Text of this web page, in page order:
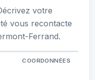
votre
vous recontacte
Ferrand.
COORDONNÉES